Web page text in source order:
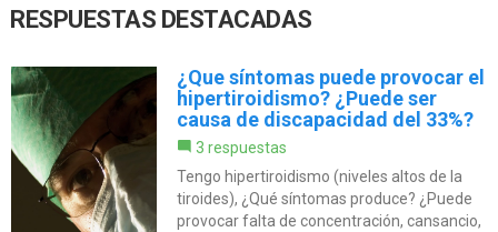
RESPUESTAS DESTACADAS
¿Que síntomas puede provocar el
hipertiroidismo? ¿Puede ser
causa de discapacidad del 33%?
3 respuestas
Tengo hipertiroidismo (niveles altos de la
tiroides), ¿Qué síntomas produce? ¿Puede
provocar falta de concentración, cansancio,